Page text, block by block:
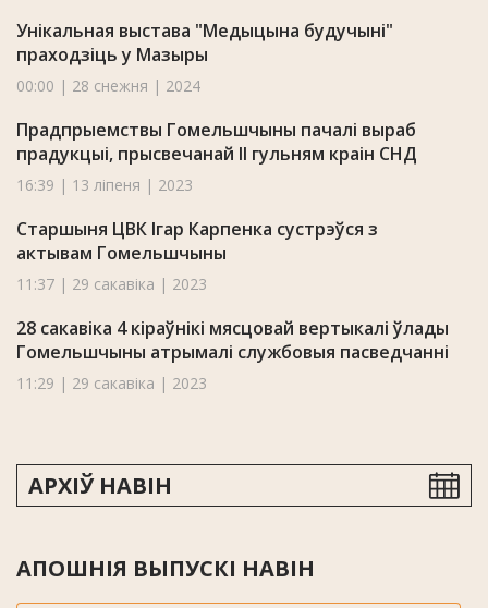
Унікальная выстава "Медыцына будучыні"
праходзіць у Мазыры
00:00 | 28 снежня | 2024
Прадпрыемствы Гомельшчыны пачалі выраб
прадукцыі, прысвечанай II гульням краін СНД
16:39 | 13 ліпеня | 2023
Старшыня ЦВК Ігар Карпенка сустрэўся з
актывам Гомельшчыны
11:37 | 29 сакавіка | 2023
28 сакавіка 4 кіраўнікі мясцовай вертыкалі ўлады
Гомельшчыны атрымалі службовыя пасведчанні
11:29 | 29 сакавіка | 2023
АРХІЎ НАВІН
АПОШНІЯ ВЫПУСКІ НАВІН